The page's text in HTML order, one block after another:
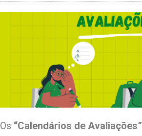
Os “Calendários de Avaliações”